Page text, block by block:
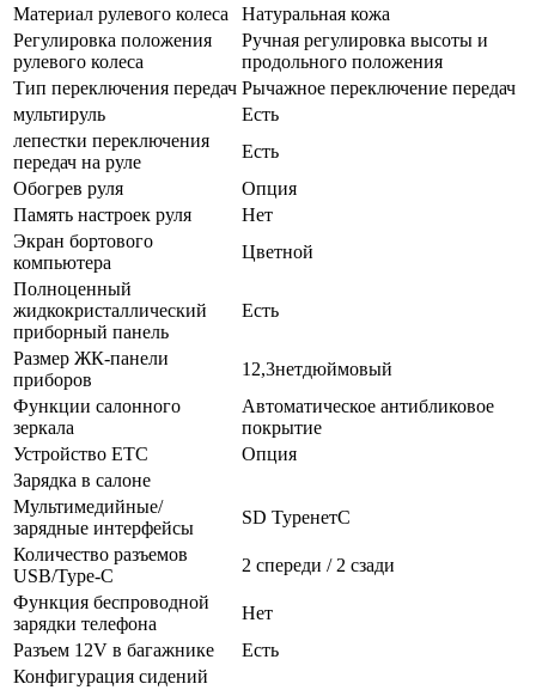
Материал рулевого колеса
Натуральная кожа
Регулировка положения
рулевого колеса
Ручная регулировка высоты и
продольного положения
Тип переключения передач Рычажное переключение передач
мультируль
Есть
лепестки переключения
передач на руле
Есть
Обогрев руля
Опция
Память настроек руля
Нет
Экран бортового
компьютера
Цветной
Полноценный
жидкокристаллический
приборный панель
Есть
Размер ЖК-панели
приборов
12,3нетдюймовый
Функции салонного
зеркала
Автоматическое антибликовое
покрытие
Устройство ETC
Опция
Зарядка в салоне
Мультимедийные/
зарядные интерфейсы
SD TypeнетC
Количество разъемов
USB/Type-C
2 спереди / 2 сзади
Функция беспроводной
зарядки телефона
Нет
Разъем 12V в багажнике
Есть
Конфигурация сидений